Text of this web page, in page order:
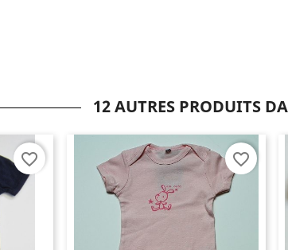
12 AUTRES PRODUITS
favorite_border favorite_border